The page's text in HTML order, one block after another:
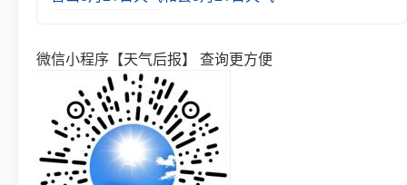
微信小程序【天气后报】 查询更方便